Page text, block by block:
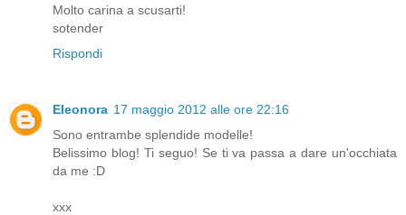
Molto carina a scusarti!
sotender
Rispondi
Eleonora 17 maggio 2012 alle ore 22:16
Sono entrambe splendide modelle!
Belissimo blog! Ti seguo! Se ti va passa a dare un'occhiata
da me :D
xxx